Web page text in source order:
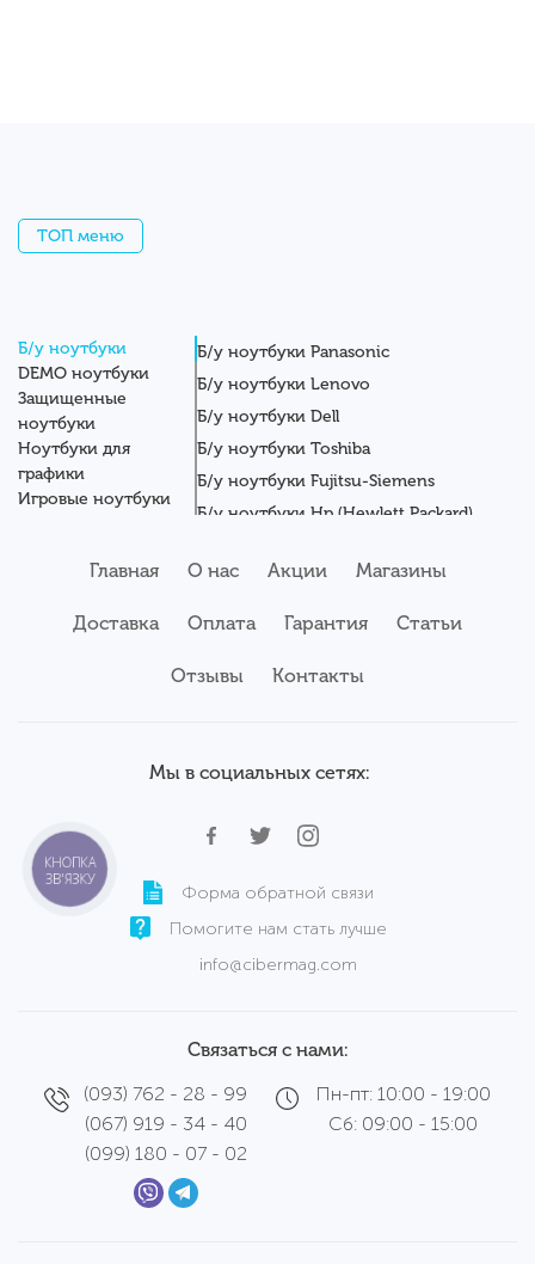
ТОП меню
Б/у ноутбуки
DEMO ноутбуки
Защищенные
ноутбуки
Ноутбуки для
графики
Игровые ноутбуки
Мониторы
Серверы
Б/у ноутбуки Panasonic
Б/у ноутбуки Lenovo
Б/у ноутбуки Dell
Б/у ноутбуки Toshiba
Б/у ноутбуки Fujitsu-Siemens
Б/у ноутбуки Hp (Hewlett Packard)
Б/у ноутбуки Asus
Б/у ноутбуки Samsung
Главная О нас Акции Магазины
Доставка Оплата Гарантия Статьи
Отзывы Контакты
Мы в социальных сетях:
Форма обратной связи
Помогите нам стать лучше
info@cibermag.com
Связаться с нами:
(093) 762 - 28 - 99
(067) 919 - 34 - 40
(099) 180 - 07 - 02
Пн-пт: 10:00 - 19:00
Сб: 09:00 - 15:00
КНОПКА
ЗВ'ЯЗКУ